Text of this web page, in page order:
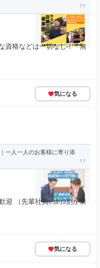
資格などは一切なし！ * 無
気になる
一人一人のお客様に寄り添
迎 （先輩社員の約9割が業
気になる